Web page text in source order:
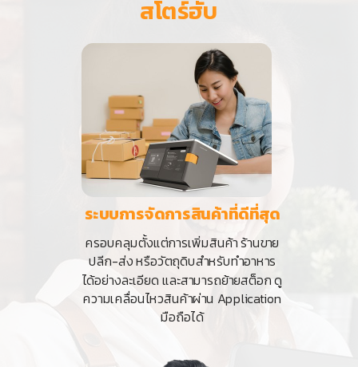
สโตร์ฮับ
ระบบการจัดการสินค้าที่ดีที่สุด
ครอบคลุมตั้งแต่การเพิ่มสินค้า ร้านขาย
ปลีก-ส่ง หรือวัตถุดิบสำหรับทำอาหาร
ได้อย่างละเอียด และสามารถย้ายสต็อก ดู
ความเคลื่อนไหวสินค้าผ่าน Application
มือถือได้